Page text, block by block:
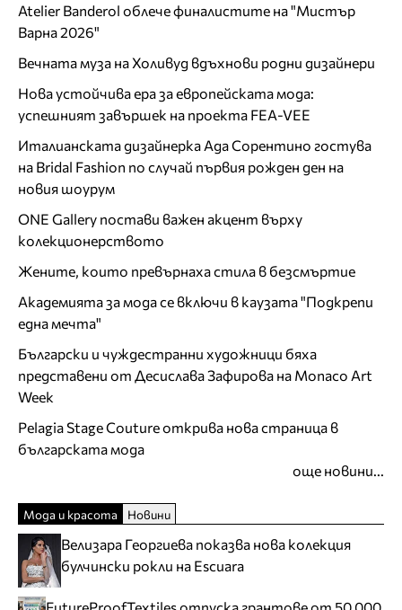
Atelier Banderol облече финалистите на "Мистър
Варна 2026"
Вечната муза на Холивуд вдъхнови родни дизайнери
Нова устойчива ера за европейската мода:
успешният завършек на проекта FEA-VEE
Италианската дизайнерка Ада Сорентино гостува
на Bridal Fashion по случай първия рожден ден на
новия шоурум
ONE Gallery постави важен акцент върху
колекционерството
Жените, които превърнаха стила в безсмъртие
Академията за мода се включи в каузата "Подкрепи
една мечта"
Български и чуждестранни художници бяха
представени от Десислава Зафирова на Monaco Art
Week
Pelagia Stage Couture открива нова страница в
българската мода
още новини...
Мода и красота Новини
Велизара Георгиева показва нова колекция
булчински рокли на Escuara
FutureProofTextiles отпуска грантове от 50 000